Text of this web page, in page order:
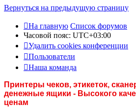
Вернуться на предыдущую страницу
На главную Список форумов
Часовой пояс: UTC+03:00
Удалить cookies конференции
Пользователи
Наша команда
Принтеры чеков, этикеток,
денежные ящики - Высокого
ценам